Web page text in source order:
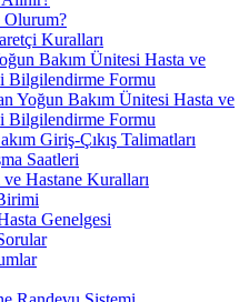
Olurum?
Kuralları
Bakım Ünitesi Hasta ve
Bilgilendirme Formu
Yoğun Bakım Ünitesi Hasta ve
Bilgilendirme Formu
Giriş-Çıkış Talimatları
Saatleri
Hastane Kuralları
Genelgesi